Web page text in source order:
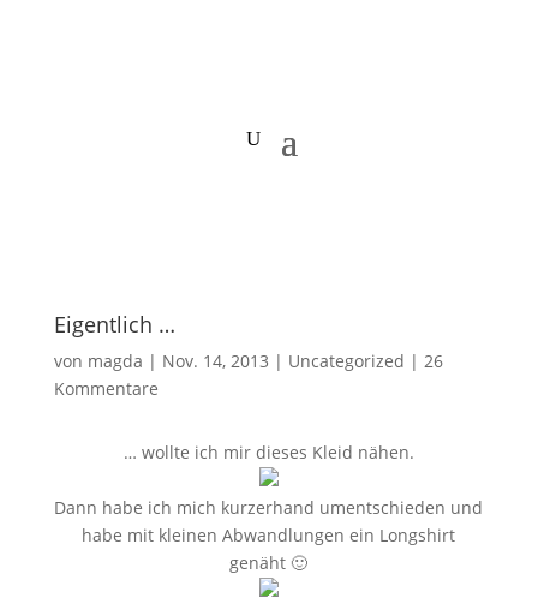
Eigentlich …
von magda | Nov. 14, 2013 | Uncategorized | 26
Kommentare
… wollte ich mir dieses Kleid nähen.
Dann habe ich mich kurzerhand umentschieden und
habe mit kleinen Abwandlungen ein Longshirt
genäht 🙂